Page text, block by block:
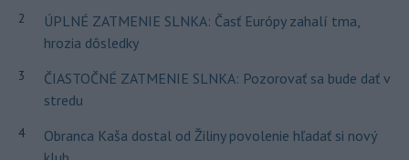
2
ÚPLNÉ ZATMENIE SLNKA: Časť Európy zahalí tma,
hrozia dôsledky
3
ČIASTOČNÉ ZATMENIE SLNKA: Pozorovať sa bude dať v
stredu
4
Obranca Kaša dostal od Žiliny povolenie hľadať si nový